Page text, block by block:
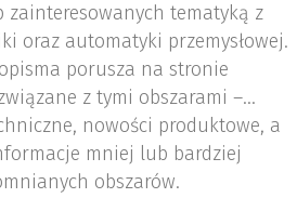
zainteresowanych tematyką z
oraz automatyki przemysłowej.
porusza na stronie
z tymi obszarami –
nowości produktowe, a
mniej lub bardziej
obszarów.